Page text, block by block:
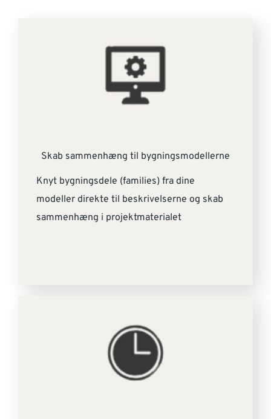
Skab sammenhæng til bygningsmodellerne
Knyt bygningsdele (families) fra dine
modeller direkte til beskrivelserne og skab
sammenhæng i projektmaterialet